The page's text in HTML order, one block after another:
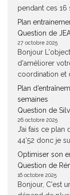
pendant ces 16
Plan
Question de
27 octobre 2025
Bonjour
d'améliorer
coordination et
Plan
semaines
Question de
26 octobre 2025
J’ai fais ce plan
44’52 donc je
Optimiser son
Question de
16 octobre 2025
Bonjour, C'est